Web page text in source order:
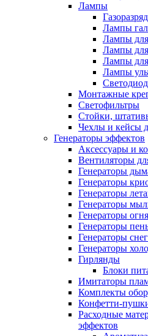
Лампы
Лампы
Лампы
Лампы
Лампы для
Лампы
Монтажные
Светофильтры
Стойки,
Чехлы и кейсы
Генераторы эффектов
Аксессуары и
Вентиляторы
Генераторы
Генераторы
Генераторы
Генераторы
Генераторы огня
Генераторы
Генераторы
Генераторы
Гирлянды
Блоки
Имитаторы
Комплекты
Конфетти-
Расходные
эффектов